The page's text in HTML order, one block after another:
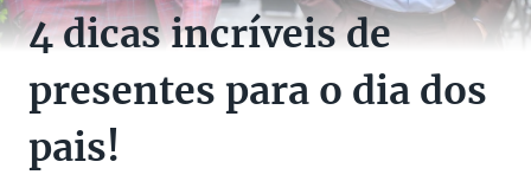
4 dicas incríveis de
presentes para o dia dos
pais!